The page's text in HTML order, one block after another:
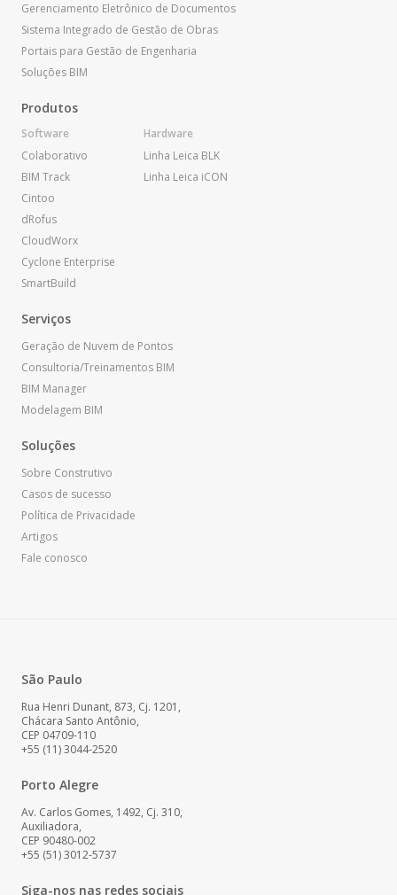
Gerenciamento Eletrônico de Documentos
Sistema Integrado de Gestão de Obras
Portais para Gestão de Engenharia
Soluções BIM
Produtos
Software
Colaborativo
BIM Track
Cintoo
dRofus
CloudWorx
Cyclone Enterprise
SmartBuild
Hardware
Linha Leica BLK
Linha Leica iCON
Serviços
Geração de Nuvem de Pontos
Consultoria/Treinamentos BIM
BIM Manager
Modelagem BIM
Soluções
Sobre Construtivo
Casos de sucesso
Política de Privacidade
Artigos
Fale conosco
São Paulo
Rua Henri Dunant, 873, Cj. 1201,
Chácara Santo Antônio,
CEP 04709-110
+55 (11) 3044-2520
Porto Alegre
Av. Carlos Gomes, 1492, Cj. 310,
Auxiliadora,
CEP 90480-002
+55 (51) 3012-5737
Siga-nos nas redes sociais